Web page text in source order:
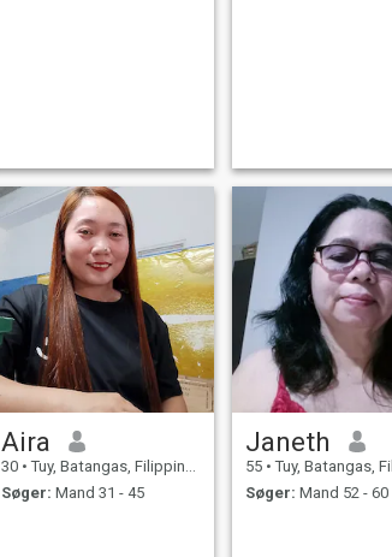
Aira
30 • Tuy, Batangas, Filippinerne
Søger: Mand 31 - 45
Janeth
55 • Tuy, Batangas,
Søger: Mand 52 - 60